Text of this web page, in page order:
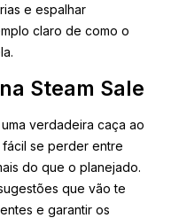
e espalhar
claro de como o
Steam Sale
verdadeira caça ao
fácil se perder entre
do que o planejado.
que vão te
e garantir os